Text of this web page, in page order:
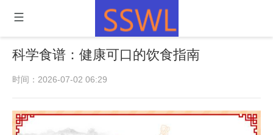
科学食谱：健康可口的饮食指南
时间：2026-07-02 06:29